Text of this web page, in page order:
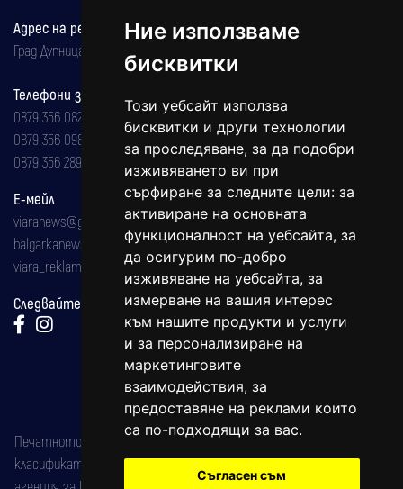
Ние използваме
бисквитки
Този уебсайт използва
бисквитки и други технологии
за проследяване, за да подобри
изживяването ви при
сърфиране за следните цели: за
активиране на основната
функционалност на уебсайта, за
да осигурим по-добро
изживяване на уебсайта, за
измерване на вашия интерес
към нашите продукти и услуги
и за персонализиране на
маркетинговите
взаимодействия, за
предоставяне на реклами които
са по-подходящи за вас.
Съгласен съм
Адрес на редакцията
Град Дупница, ул.''Христо Ботев" 43
Телефони за реклама и абонаменти
0879 356 082
0879 356 098
0879 356 289
Е-мейл
viaranews@gmail.com
balgarkanews@gmail.com
viara_reklama@mail.bg
Следвайте ни:
Печатното издание на вестника е регистрирано в националния
класификатор на печатните издания (Българска национална
агенция за ISSN) под номер: ISSN 1312-4722.